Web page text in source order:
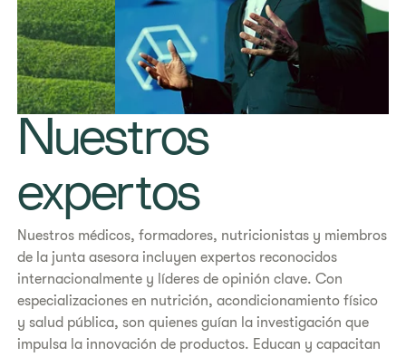
Nuestros
expertos
Nuestros médicos, formadores, nutricionistas y miembros
de la junta asesora incluyen expertos reconocidos
internacionalmente y líderes de opinión clave. Con
especializaciones en nutrición, acondicionamiento físico
y salud pública, son quienes guían la investigación que
impulsa la innovación de productos. Educan y capacitan